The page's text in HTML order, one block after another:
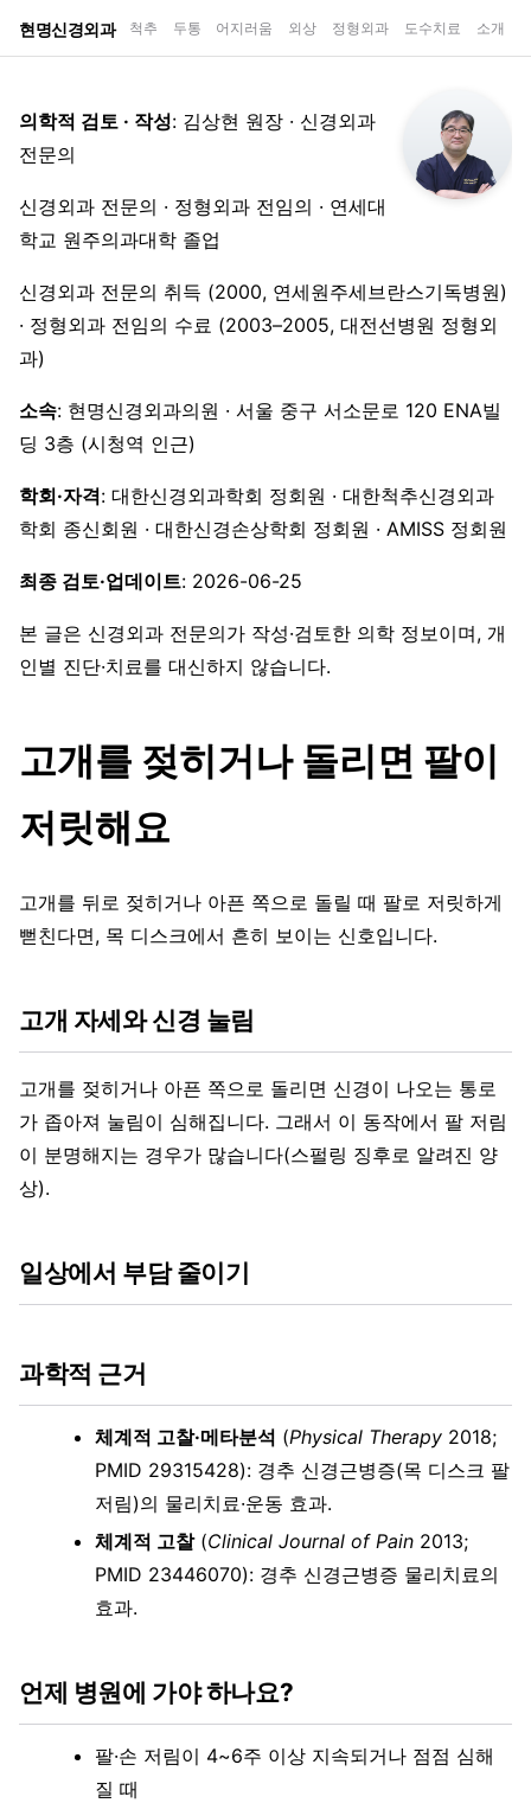
현명신경외과 척추 두통 어지러움 외상 정형외과 도수치료 소개
의학적 검토 · 작성: 김상현 원장 · 신경외과
전문의
신경외과 전문의 · 정형외과 전임의 · 연세대
학교 원주의과대학 졸업
신경외과 전문의 취득 (2000, 연세원주세브란스기독병원)
· 정형외과 전임의 수료 (2003–2005, 대전선병원 정형외
과)
소속: 현명신경외과의원 · 서울 중구 서소문로 120 ENA빌
딩 3층 (시청역 인근)
학회·자격: 대한신경외과학회 정회원 · 대한척추신경외과
학회 종신회원 · 대한신경손상학회 정회원 · AMISS 정회원
최종 검토·업데이트: 2026-06-25
본 글은 신경외과 전문의가 작성·검토한 의학 정보이며, 개
인별 진단·치료를 대신하지 않습니다.
고개를 젖히거나 돌리면 팔이
저릿해요
고개를 뒤로 젖히거나 아픈 쪽으로 돌릴 때 팔로 저릿하게
뻗친다면, 목 디스크에서 흔히 보이는 신호입니다.
고개 자세와 신경 눌림
고개를 젖히거나 아픈 쪽으로 돌리면 신경이 나오는 통로
가 좁아져 눌림이 심해집니다. 그래서 이 동작에서 팔 저림
이 분명해지는 경우가 많습니다(스펄링 징후로 알려진 양
상).
일상에서 부담 줄이기
과학적 근거
체계적 고찰·메타분석 (Physical Therapy 2018;
PMID 29315428): 경추 신경근병증(목 디스크 팔
저림)의 물리치료·운동 효과.
체계적 고찰(Clinical Journal of Pain 2013;
PMID 23446070): 경추 신경근병증 물리치료의
효과.
언제 병원에 가야 하나요?
팔·손 저림이 4~6주 이상 지속되거나 점점 심해
질 때